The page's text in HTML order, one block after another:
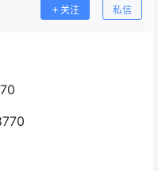
关注 私信